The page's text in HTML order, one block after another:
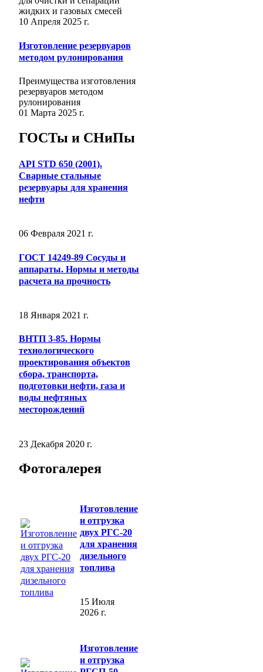
жидких и газовых смесей
10 Апреля 2025 г.
Изготовление резервуаров
методом рулонирования
Преимущества изготовления
резервуаров методом
рулонирования
01 Марта 2025 г.
ГОСТы и СНиПы
API STD 650 (2001).
Сварные стальные
резервуары для хранения
нефти
06 Февраля 2021 г.
ГОСТ 14249-89 Сосуды и
аппараты. Нормы и методы
расчета на прочность
18 Января 2021 г.
ВНТП 3-85. Нормы
технологического
проектирования объектов
сбора, транспорта,
подготовки нефти, газа и
воды нефтяных
месторождений
23 Декабря 2020 г.
Фотогалерея
Изготовление
и отгрузка
двух РГС-20
для хранения
дизельного
топлива
15 Июля
2026 г.
Изготовление
и отгрузка